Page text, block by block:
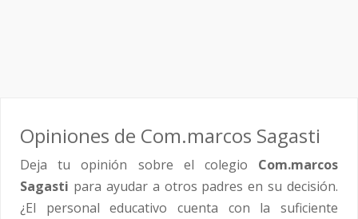
Opiniones de Com.marcos Sagasti
Deja tu opinión sobre el colegio Com.marcos
Sagasti para ayudar a otros padres en su decisión.
¿El personal educativo cuenta con la suficiente